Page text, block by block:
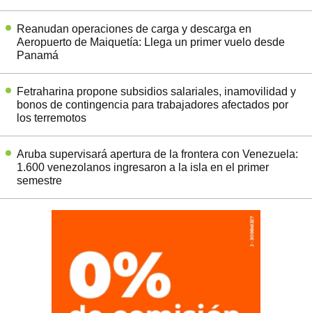
Reanudan operaciones de carga y descarga en
Aeropuerto de Maiquetía: Llega un primer vuelo desde
Panamá
Fetraharina propone subsidios salariales, inamovilidad y
bonos de contingencia para trabajadores afectados por
los terremotos
Aruba supervisará apertura de la frontera con Venezuela:
1.600 venezolanos ingresaron a la isla en el primer
semestre